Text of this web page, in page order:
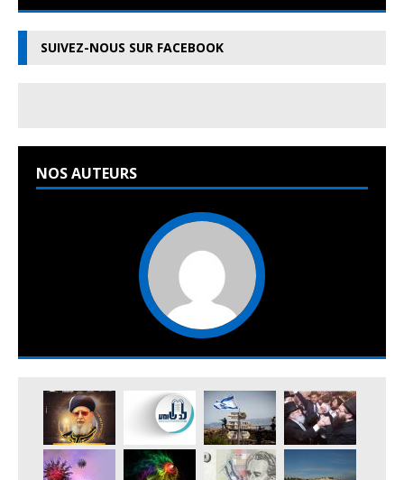
SUIVEZ-NOUS SUR FACEBOOK
NOS AUTEURS